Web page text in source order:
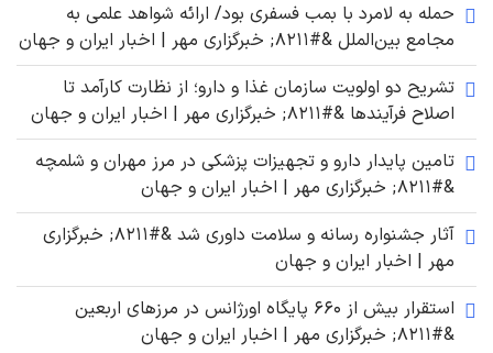
حمله به لامرد با بمب فسفری بود/ ارائه شواهد علمی به
مجامع بین‌الملل &#۸۲۱۱; خبرگزاری مهر | اخبار ایران و جهان
تشریح دو اولویت سازمان غذا و دارو؛ از نظارت کارآمد تا
اصلاح فرآیندها &#۸۲۱۱; خبرگزاری مهر | اخبار ایران و جهان
تامین پایدار دارو و تجهیزات پزشکی در مرز مهران و شلمچه
&#۸۲۱۱; خبرگزاری مهر | اخبار ایران و جهان
آثار جشنواره رسانه و سلامت داوری شد &#۸۲۱۱; خبرگزاری
مهر | اخبار ایران و جهان
استقرار بیش از ۶۶۰ پایگاه اورژانس در مرزهای اربعین
&#۸۲۱۱; خبرگزاری مهر | اخبار ایران و جهان